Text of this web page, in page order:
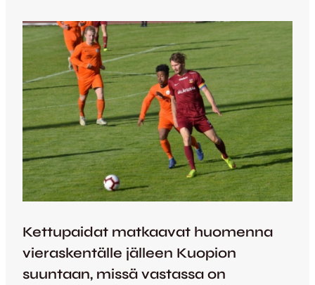
Kettupaidat matkaavat huomenna
vieraskentälle jälleen Kuopion
suuntaan, missä vastassa on